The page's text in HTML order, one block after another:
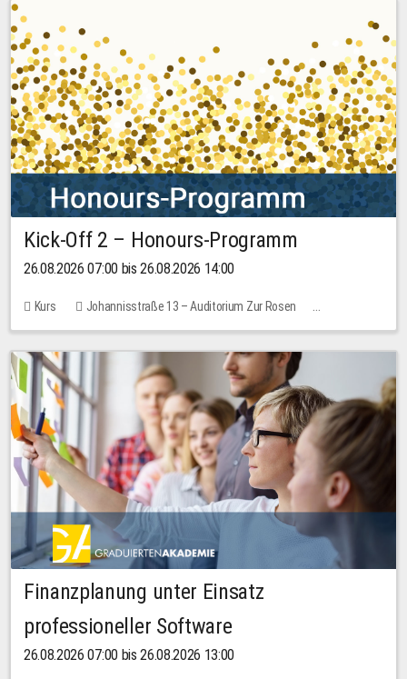
Kick-Off 2 – Honours-Programm
26.08.2026 07:00 bis 26.08.2026 14:00
Kurs
Johannisstraße 13 – Auditorium Zur Rosen
Keine freien Plätze
Finanzplanung unter Einsatz
professioneller Software
26.08.2026 07:00 bis 26.08.2026 13:00